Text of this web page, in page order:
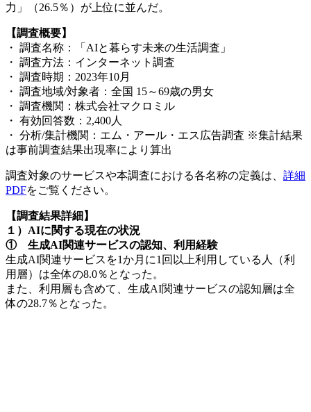
力」（26.5％）が上位に並んだ。
【調査概要】
・ 調査名称：「AIと暮らす未来の生活調査」
・ 調査方法：インターネット調査
・ 調査時期：2023年10月
・ 調査地域/対象者：全国 15～69歳の男女
・ 調査機関：株式会社マクロミル
・ 有効回答数：2,400人
・ 分析/集計機関：エム・アール・エス広告調査 ※集計結果
は事前調査結果出現率により算出
調査対象のサービスや本調査における各名称の定義は、 詳細
PDFをご覧ください。
【調査結果詳細】
１）AIに関する現在の状況
① 生成AI関連サービスの認知、利用経験
生成AI関連サービスを1か月に1回以上利用している人（利
用層）は全体の8.0％となった。
また、利用層も含めて、生成AI関連サービスの認知層は全
体の28.7％となった。